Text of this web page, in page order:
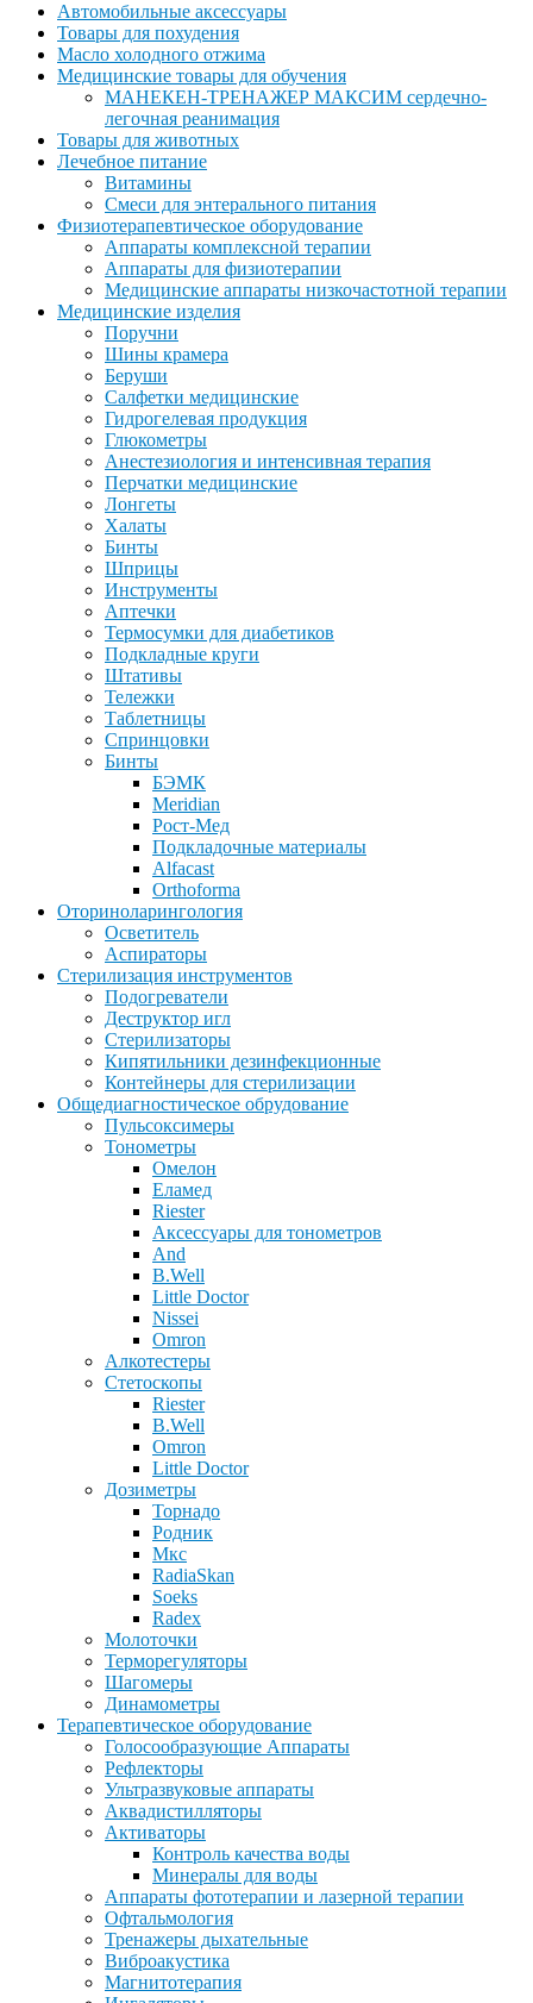
Автомобильные аксессуары
Товары для похудения
Масло холодного отжима
Медицинские товары для обучения
МАНЕКЕН-ТРЕНАЖЕР МАКСИМ сердечно-
легочная реанимация
Товары для животных
Лечебное питание
Витамины
Смеси для энтерального питания
Физиотерапевтическое оборудование
Аппараты комплексной терапии
Аппараты для физиотерапии
Медицинские аппараты низкочастотной терапии
Медицинские изделия
Поручни
Шины крамера
Беруши
Салфетки медицинские
Гидрогелевая продукция
Глюкометры
Анестезиология и интенсивная терапия
Перчатки медицинские
Лонгеты
Халаты
Бинты
Шприцы
Инструменты
Аптечки
Термосумки для диабетиков
Подкладные круги
Штативы
Тележки
Таблетницы
Спринцовки
Бинты
БЭМК
Meridian
Рост-Мед
Подкладочные материалы
Alfacast
Orthoforma
Оториноларингология
Осветитель
Аспираторы
Стерилизация инструментов
Подогреватели
Деструктор игл
Стерилизаторы
Кипятильники дезинфекционные
Контейнеры для стерилизации
Общедиагностическое обрудование
Пульсоксимеры
Тонометры
Омелон
Еламед
Riester
Аксессуары для тонометров
And
B.Well
Little Doctor
Nissei
Omron
Алкотестеры
Стетоскопы
Riester
B.Well
Omron
Little Doctor
Дозиметры
Торнадо
Родник
Мкс
RadiaSkan
Soeks
Radex
Молоточки
Терморегуляторы
Шагомеры
Динамометры
Терапевтическое оборудование
Голосообразующие Аппараты
Рефлекторы
Ультразвуковые аппараты
Аквадистилляторы
Активаторы
Контроль качества воды
Минералы для воды
Аппараты фототерапии и лазерной терапии
Офтальмология
Тренажеры дыхательные
Виброакустика
Магнитотерапия